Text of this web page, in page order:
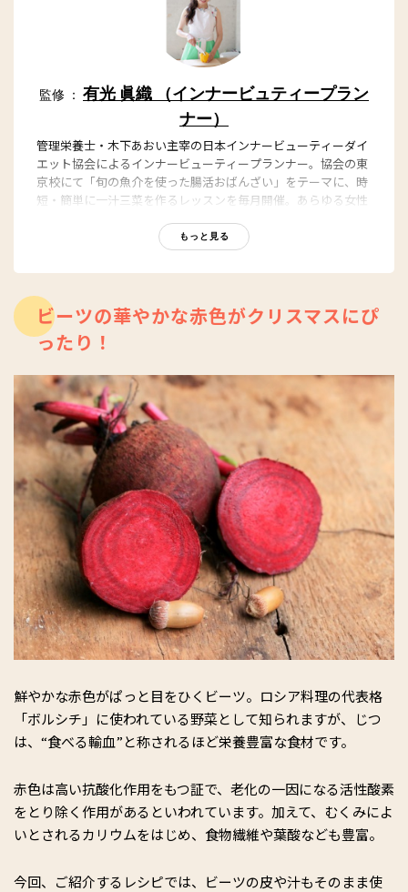
監修 ： 有光 眞織 （インナービュティープラン
ナー）
管理栄養士・木下あおい主宰の日本インナービューティーダイ
エット協会によるインナービューティープランナー。協会の東
京校にて「旬の魚介を使った腸活おばんざい」をテーマに、時
短・簡単に一汁三菜を作るレッスンを毎月開催。あらゆる女性
経験を活かし、インナービューティービジョン手帳講座を開講
するほか、来春、埼玉の自宅でインナービューティーダイエッ
ト２か月基礎プログラム講座開講予定。
ブログ：
インスタグラム：
https://www.instagram.com/alpacanist_maori
もっと見る
ビーツの華やかな赤色がクリスマスにぴ
ったり！
鮮やかな赤色がぱっと目をひくビーツ。ロシア料理の代表格
「ボルシチ」に使われている野菜として知られますが、じつ
は、“食べる輸血”と称されるほど栄養豊富な食材です。
赤色は高い抗酸化作用をもつ証で、老化の一因になる活性酸素
をとり除く作用があるといわれています。加えて、むくみによ
いとされるカリウムをはじめ、食物繊維や葉酸なども豊富。
今回、ご紹介するレシピでは、ビーツの皮や汁もそのまま使